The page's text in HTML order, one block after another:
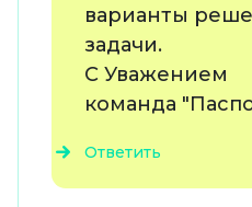
варианты
задачи.
С Уважением
команда
Ответить